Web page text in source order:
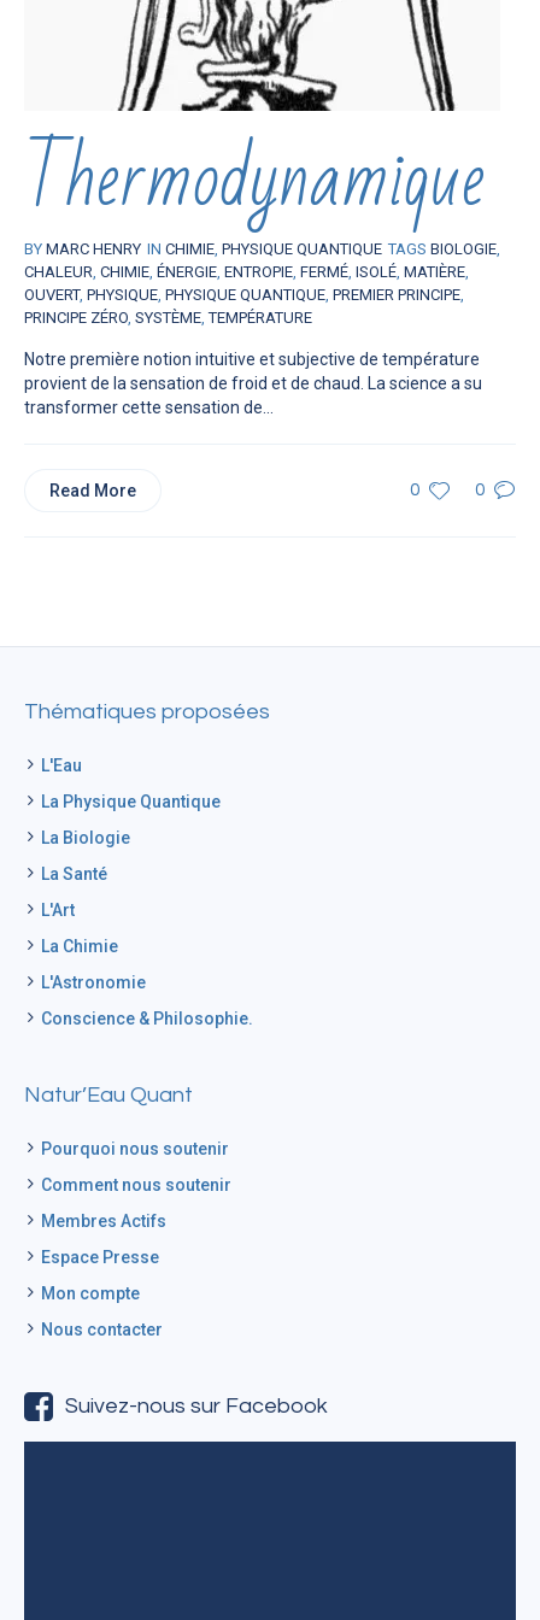
Thermodynamique
BY MARC HENRY IN CHIMIE, PHYSIQUE QUANTIQUE TAGS BIOLOGIE,
CHALEUR, CHIMIE, ÉNERGIE, ENTROPIE, FERMÉ, ISOLÉ, MATIÈRE,
OUVERT, PHYSIQUE, PHYSIQUE QUANTIQUE, PREMIER PRINCIPE,
PRINCIPE ZÉRO, SYSTÈME,TEMPÉRATURE
Notre première notion intuitive et subjective de température
provient de la sensation de froid et de chaud. La science a su
transformer cette sensation de...
0 0
Read More
Thématiques proposées
L'Eau
La Physique Quantique
La Biologie
La Santé
L'Art
La Chimie
L'Astronomie
Conscience & Philosophie.
Natur’Eau Quant
Pourquoi nous soutenir
Comment nous soutenir
Membres Actifs
Espace Presse
Mon compte
Nous contacter
Suivez-nous sur Facebook